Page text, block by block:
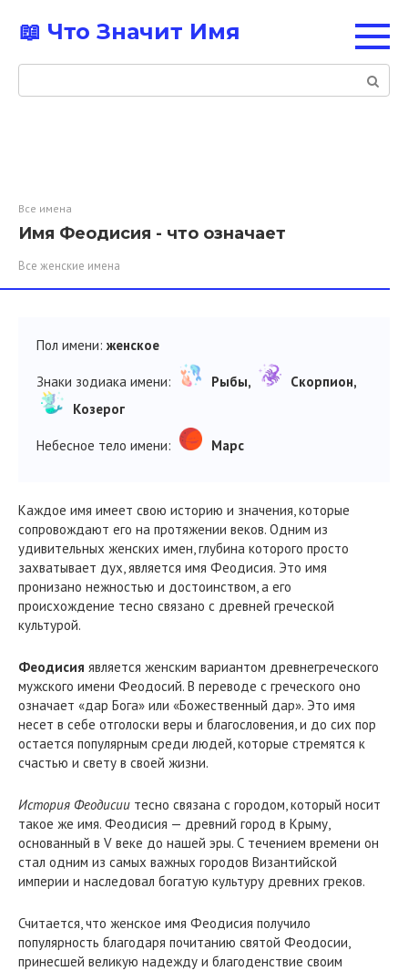
контенту
📖 Что Значит Имя
Поиск:
Все имена
Имя Феодисия - что означает
Все женские имена
Пол имени: женское
Знаки зодиака имени: Рыбы,
Скорпион,
Козерог
Небесное тело имени: Марс
Каждое имя имеет свою историю и значения, которые
сопровождают его на протяжении веков. Одним из
удивительных женских имен, глубина которого просто
захватывает дух, является имя Феодисия. Это имя
пронизано нежностью и достоинством, а его
происхождение тесно связано с древней греческой
культурой.
Феодисия является женским вариантом древнегреческого
мужского имени Феодосий. В переводе с греческого оно
означает «дар Бога» или «Божественный дар». Это имя
несет в себе отголоски веры и благословения, и до сих пор
остается популярным среди людей, которые стремятся к
счастью и свету в своей жизни.
История Феодисии тесно связана с городом, который носит
такое же имя. Феодисия — древний город в Крыму,
основанный в V веке до нашей эры. С течением времени он
стал одним из самых важных городов Византийской
империи и наследовал богатую культуру древних греков.
Считается, что женское имя Феодисия получило
популярность благодаря почитанию святой Феодосии,
принесшей великую надежду и благоденствие своим